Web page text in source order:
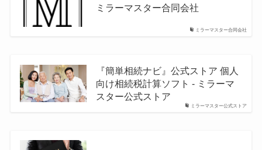
ミラーマスター合同会社
ミラーマスター合同会社
ミラーマスター公式ストア
『簡単相続ナビ』公式ストア 個人
向け相続税計算ソフト - ミラーマ
スター公式ストア